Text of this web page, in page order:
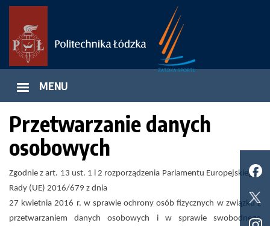
Przejdź
treści
MENU
Przetwarzanie danych
osobowych
Zgodnie z art. 13 ust. 1 i 2 rozporządzenia Parlamentu Europejskiego i
Rady (UE) 2016/679 z dnia
27 kwietnia 2016 r. w sprawie ochrony osób fizycznych w związku z
przetwarzaniem danych osobowych i w sprawie swobodnego